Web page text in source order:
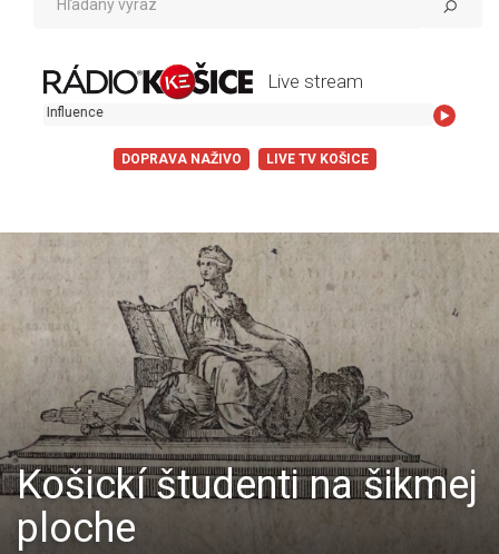
Live stream
DOPRAVA NAŽIVO LIVE TV KOŠICE
Košickí študenti na šikmej
ploche